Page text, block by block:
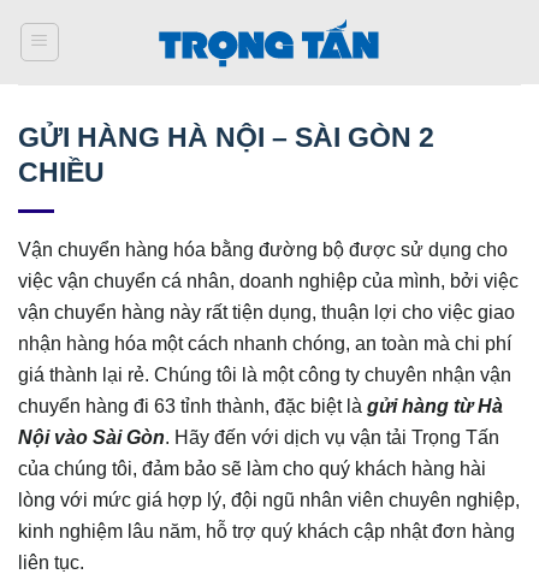
qua
GỬI HÀNG HÀ NỘI – SÀI GÒN 2
CHIỀU
Vận chuyển hàng hóa bằng đường bộ được sử dụng cho
việc vận chuyển cá nhân, doanh nghiệp của mình, bởi việc
vận chuyển hàng này rất tiện dụng, thuận lợi cho việc giao
nhận hàng hóa một cách nhanh chóng, an toàn mà chi phí
giá thành lại rẻ. Chúng tôi là một công ty chuyên nhận vận
chuyển hàng đi 63 tỉnh thành, đặc biệt là gửi hàng từ Hà
Nội vào Sài Gòn. Hãy đến với dịch vụ vận tải Trọng Tấn
của chúng tôi, đảm bảo sẽ làm cho quý khách hàng hài
lòng với mức giá hợp lý, đội ngũ nhân viên chuyên nghiệp,
kinh nghiệm lâu năm, hỗ trợ quý khách cập nhật đơn hàng
liên tục.